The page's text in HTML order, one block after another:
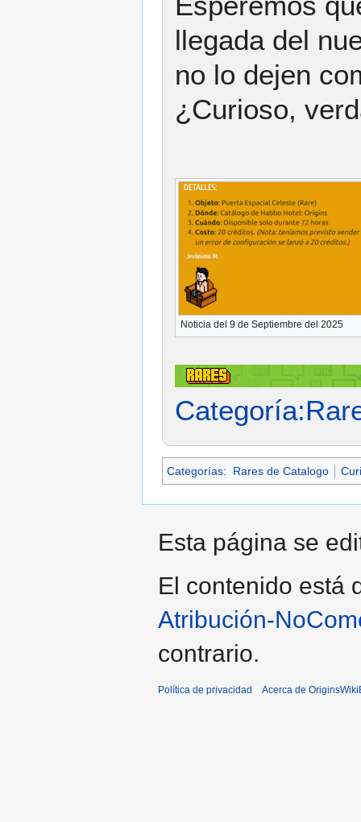
llegada del
no lo dejen
¿Curioso,
Noticia del 9 de Septiembre del 2025
Categorías: Rares de Catalogo
Esta página se
El contenido está
Atribución-
contrario.
Política de privacidad Acerca de